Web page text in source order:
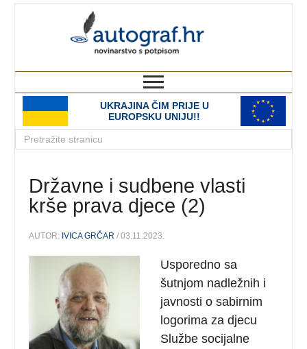
UKRAJINA ČIM PRIJE U
EUROPSKU UNIJU!!
Državne i sudbene vlasti
krše prava djece (2)
AUTOR: IVICA GRČAR / 03.11.2023.
Usporedno sa
šutnjom nadležnih i
javnosti o sabirnim
logorima za djecu
Službe socijalne